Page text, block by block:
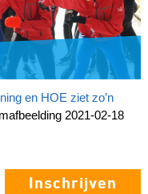
en HOE ziet zo’n
2021-02-18
Inschrijven